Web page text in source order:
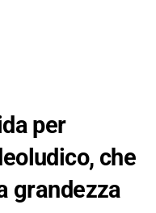
per
che
grandezza